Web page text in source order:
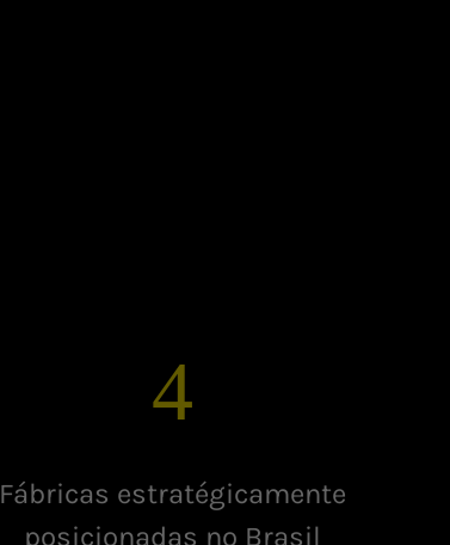
4
Fábricas estratégicamente
posicionadas no Brasil